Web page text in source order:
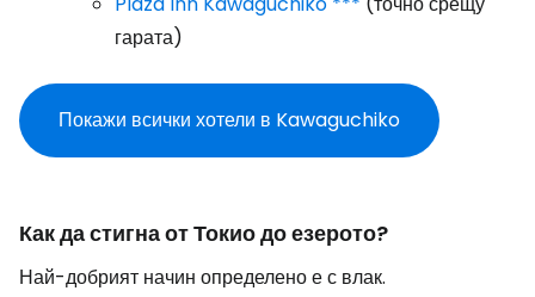
гарата)
Покажи всички хотели в Kawaguchiko
Как да стигна от Токио до езерото?
Най-добрият начин определено е с влак.